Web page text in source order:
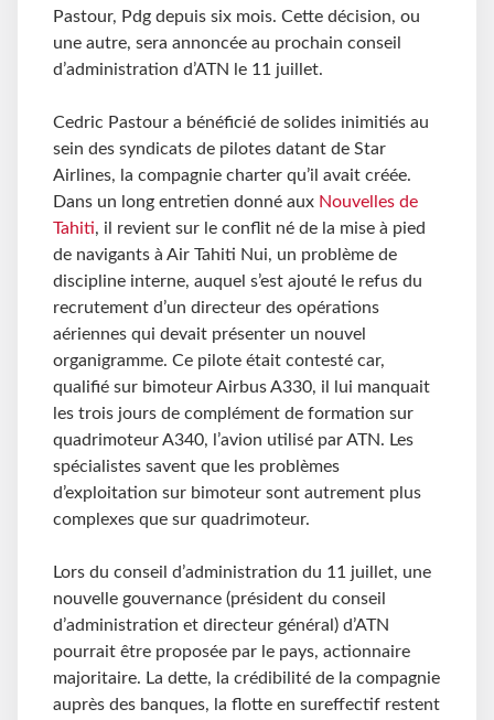
Pastour, Pdg depuis six mois. Cette décision, ou
une autre, sera annoncée au prochain conseil
d’administration d’ATN le 11 juillet.
Cedric Pastour a bénéficié de solides inimitiés au
sein des syndicats de pilotes datant de Star
Airlines, la compagnie charter qu’il avait créée.
Dans un long entretien donné aux Nouvelles de
Tahiti, il revient sur le conflit né de la mise à pied
de navigants à Air Tahiti Nui, un problème de
discipline interne, auquel s’est ajouté le refus du
recrutement d’un directeur des opérations
aériennes qui devait présenter un nouvel
organigramme. Ce pilote était contesté car,
qualifié sur bimoteur Airbus A330, il lui manquait
les trois jours de complément de formation sur
quadrimoteur A340, l’avion utilisé par ATN. Les
spécialistes savent que les problèmes
d’exploitation sur bimoteur sont autrement plus
complexes que sur quadrimoteur.
Lors du conseil d’administration du 11 juillet, une
nouvelle gouvernance (président du conseil
d’administration et directeur général) d’ATN
pourrait être proposée par le pays, actionnaire
majoritaire. La dette, la crédibilité de la compagnie
auprès des banques, la flotte en sureffectif restent